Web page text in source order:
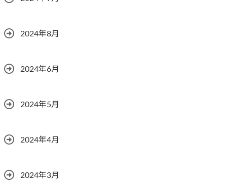
2024年8月
2024年6月
2024年5月
2024年4月
2024年3月